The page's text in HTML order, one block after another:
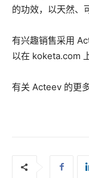
的功效，以天然、
有兴趣销售采用
以在 koketa.com
有关 Acteev 的更